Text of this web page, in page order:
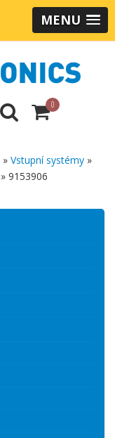
MENU
0
» Vstupní systémy »
» 9153906